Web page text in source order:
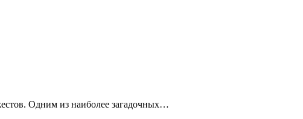
Одним из наиболее загадочных…